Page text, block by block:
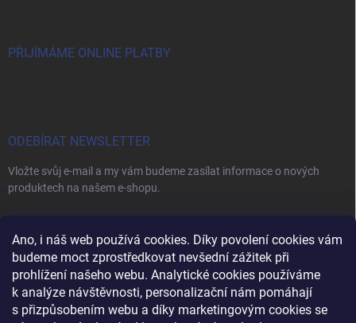
Ano, i náš web používá cookies. Díky povolení cookies vám
budeme moct zprostředkovat nevšední zážitek při
prohlížení našeho webu. Analytické cookies používáme
k analýze návštěvnosti, personalizační nám pomáhají
s přizpůsobením webu a díky marketingovým cookies se
PŘIJÍMÁME ONLINE PLATBY
ODEBÍRAT NEWSLETTER
Vložte svůj e-mail a my vám budeme zasílat informace o nových
produktech na našem e-shopu.
E-MAIL
Vložením e-mailu souhlasíte spodmínkami ochrany osobních údajů